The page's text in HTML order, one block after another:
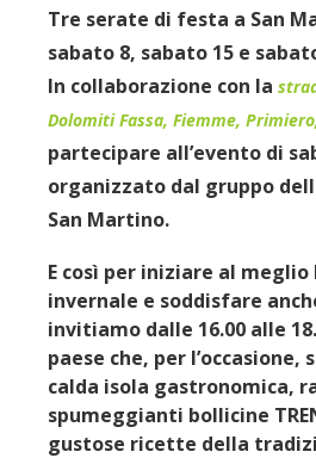
Tre serate di festa a San
sabato 8, sabato 15 e
In collaborazione con la
Dolomiti Fassa, Fiemme,
partecipare all’evento di
organizzato dal gruppo
San Martino.
E così per iniziare al
invernale e soddisfare
invitiamo dalle 16.00 alle
paese che, per
calda isola gastronomica,
spumeggianti bollicine
gustose ricette della